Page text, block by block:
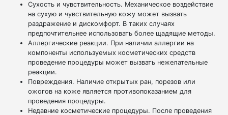
Сухость и чувствительность. Механическое воздействие
на сухую и чувствительную кожу может вызвать
раздражение и дискомфорт. В таких случаях
предпочтительнее использовать более щадящие методы.
Аллергические реакции. При наличии аллергии на
компоненты используемых косметических средств
проведение процедуры может вызвать нежелательные
реакции.
Повреждения. Наличие открытых ран, порезов или
ожогов на коже является противопоказанием для
проведения процедуры.
Недавние косметические процедуры. После проведения